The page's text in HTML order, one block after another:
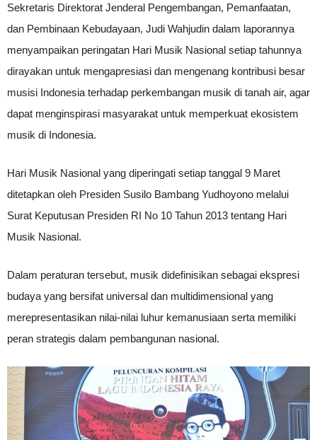
Sekretaris Direktorat Jenderal Pengembangan, Pemanfaatan,
dan Pembinaan Kebudayaan, Judi Wahjudin dalam laporannya
menyampaikan peringatan Hari Musik Nasional setiap tahunnya
dirayakan untuk mengapresiasi dan mengenang kontribusi besar
musisi Indonesia terhadap perkembangan musik di tanah air, agar
dapat menginspirasi masyarakat untuk memperkuat ekosistem
musik di Indonesia.
Hari Musik Nasional yang diperingati setiap tanggal 9 Maret
ditetapkan oleh Presiden Susilo Bambang Yudhoyono melalui
Surat Keputusan Presiden RI No 10 Tahun 2013 tentang Hari
Musik Nasional.
Dalam peraturan tersebut, musik didefinisikan sebagai ekspresi
budaya yang bersifat universal dan multidimensional yang
merepresentasikan nilai-nilai luhur kemanusiaan serta memiliki
peran strategis dalam pembangunan nasional.